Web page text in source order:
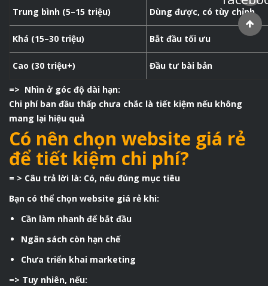
Trung bình (5–15 triệu) Dùng được, có tùy chỉnh
Khá (15–30 triệu) Bắt đầu tối ưu
Cao (30 triệu+) Đầu tư bài bản
=> Nhìn ở góc độ dài hạn:
Chi phí ban đầu thấp chưa chắc là tiết kiệm nếu không
mang lại hiệu quả
Có nên chọn website giá rẻ
để tiết kiệm chi phí?
= > Câu trả lời là: Có, nếu đúng mục tiêu
Bạn có thể chọn website giá rẻ khi:
Cần làm nhanh để bắt đầu
Ngân sách còn hạn chế
Chưa triển khai marketing
=> Tuy nhiên, nếu: